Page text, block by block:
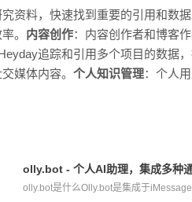
资料，快速找到重要的引用和数据
。 内容创作：内容创作者和博客
追踪和引用多个项目的数据，
媒体内容。 个人知识管理：个人
olly.bot - 个人AI助理，集成多种
olly.bot是什么Olly.bot是集成于